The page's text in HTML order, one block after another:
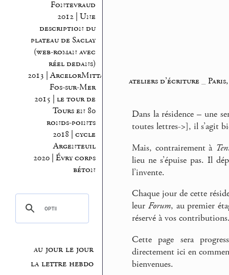
Fontevraud
2012 | Une
description du
plateau de Saclay
(web-roman avec
réel dedans)
2013 | ArcelorMittal
Fos-sur-Mer
2015 | le tour de
Tours en 80
ronds-points
2018 | cycle
Argenteuil
2020 | Évry corps
béton
au jour le jour
la lettre hebdo
ateliers d’écriture_
Dans la résidence – une
toutes lettres->], il s’agit
Mais, contrairement à
lieu ne s’épuise pas. Il
l’invente.
Chaque jour de cette
leur Forum, au premier
réservé à vos
Cette page sera
directement ici en
bienvenues.